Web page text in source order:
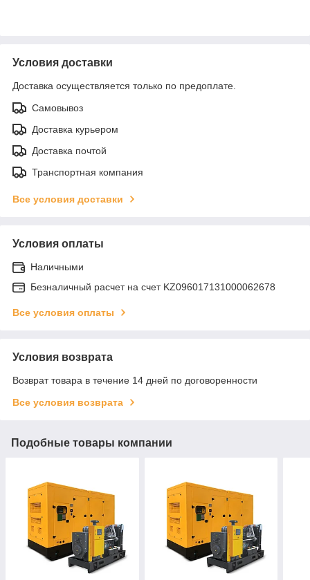
Условия доставки
Доставка осуществляется только по предоплате.
Самовывоз
Доставка курьером
Доставка почтой
Транспортная компания
Все условия доставки
Условия оплаты
Наличными
Безналичный расчет на счет KZ096017131000062678
Все условия оплаты
Условия возврата
Возврат товара в течение 14 дней по договоренности
Все условия возврата
Подобные товары компании